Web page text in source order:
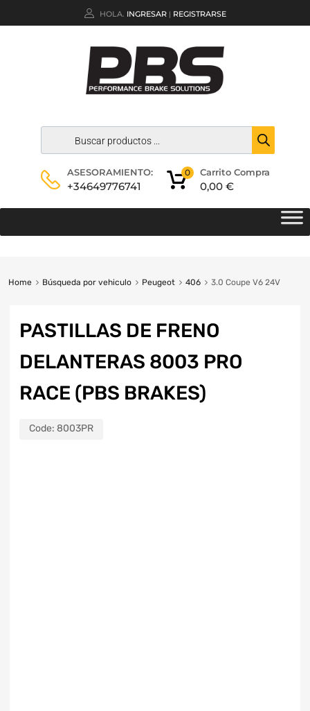
HOLA. INGRESAR | REGISTRARSE
ASESORAMIENTO:
+34649776741
Carrito Compra
0,00 €
0
Home Búsqueda por vehiculo Peugeot 406 3.0 Coupe V6 24V
PASTILLAS DE FRENO
DELANTERAS 8003 PRO
RACE (PBS BRAKES)
Code: 8003PR